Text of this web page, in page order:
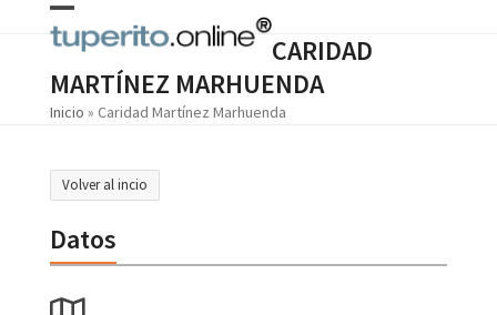
Open
mobile
menu
Close
mobile
menu
CARIDAD
MARTÍNEZ MARHUENDA
Inicio » Caridad Martínez Marhuenda
Volver al incio
Datos